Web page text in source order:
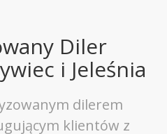
Diler
i Jeleśnia
dilerem
klientów z